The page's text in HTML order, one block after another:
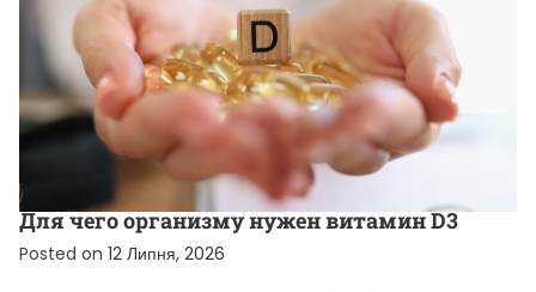
НОВИНИ ВІД КОМПАНІЙ
Для чего организму нужен витамин D3
Posted on 12 Липня, 2026